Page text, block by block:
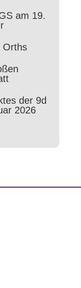
am 19.
Orths
der 9d
2026